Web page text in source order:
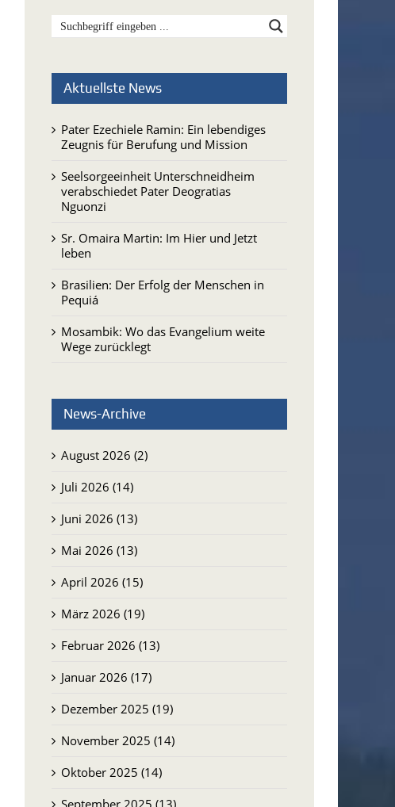
Aktuellste News
Pater Ezechiele Ramin: Ein lebendiges
Zeugnis für Berufung und Mission
Seelsorgeeinheit Unterschneidheim
verabschiedet Pater Deogratias
Nguonzi
Sr. Omaira Martin: Im Hier und Jetzt
leben
Brasilien: Der Erfolg der Menschen in
Pequiá
Mosambik: Wo das Evangelium weite
Wege zurücklegt
News-Archive
August 2026 (2)
Juli 2026 (14)
Juni 2026 (13)
Mai 2026 (13)
April 2026 (15)
März 2026 (19)
Februar 2026 (13)
Januar 2026 (17)
Dezember 2025 (19)
November 2025 (14)
Oktober 2025 (14)
September 2025 (13)